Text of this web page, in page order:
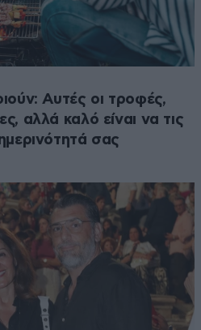
Αυτές οι τροφές,
αλλά καλό είναι να τις
σας